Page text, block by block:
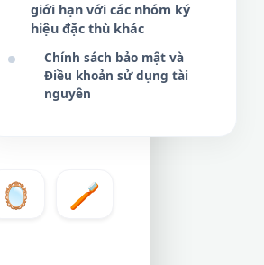
NGAY
🪞
🪥
giới hạn với các nhóm ký
hiệu đặc thù khác
Chính sách bảo mật và
Điều khoản sử dụng tài
nguyên